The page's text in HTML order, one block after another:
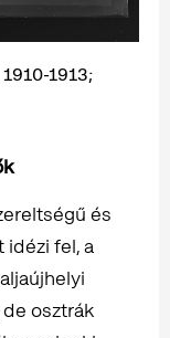
1913;
és
fel, a
osztrák